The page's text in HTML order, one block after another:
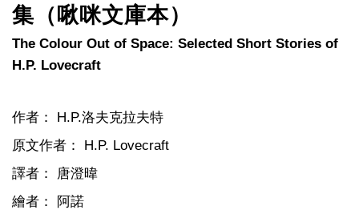
集（啾咪文庫本）
The Colour Out of Space: Selected Short Stories of
H.P. Lovecraft
作者： H.P.洛夫克拉夫特
原文作者： H.P. Lovecraft
譯者： 唐澄暐
繪者：
阿諾